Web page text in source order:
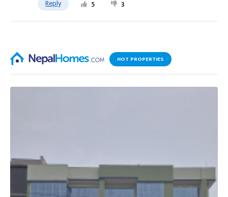
Reply 5 3
HOT PROPERTIES